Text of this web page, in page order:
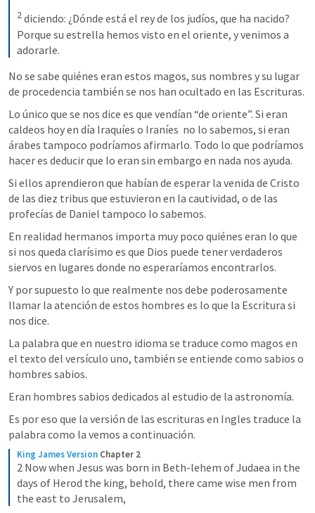
2diciendo: ¿Dónde está el rey de los judíos, que ha nacido?
Porque su estrella hemos visto en el oriente, y venimos a
adorarle.
No se sabe quiénes eran estos magos, sus nombres y su lugar
de procedencia también se nos han ocultado en las Escrituras.
Lo único que se nos dice es que vendían “de oriente”. Si eran
caldeos hoy en día Iraquíes o Iraníes  no lo sabemos, si eran
árabes tampoco podríamos afirmarlo. Todo lo que podríamos
hacer es deducir que lo eran sin embargo en nada nos ayuda.
Si ellos aprendieron que habían de esperar la venida de Cristo
de las diez tribus que estuvieron en la cautividad, o de las
profecías de Daniel tampoco lo sabemos.
En realidad hermanos importa muy poco quiénes eran lo que
si nos queda clarísimo es que Dios puede tener verdaderos
siervos en lugares donde no esperaríamos encontrarlos.
Y por supuesto lo que realmente nos debe poderosamente
llamar la atención de estos hombres es lo que la Escritura si
nos dice.
La palabra que en nuestro idioma se traduce como magos en
el texto del versículo uno, también se entiende como sabios o
hombres sabios.
Eran hombres sabios dedicados al estudio de la astronomía.
Es por eso que la versión de las escrituras en Ingles traduce la
palabra como la vemos a continuación.
King James Version Chapter 2
2 Now when Jesus was born in Beth-lehem of Judaea in the
days of Herod the king, behold, there came wise men from
the east to Jerusalem,